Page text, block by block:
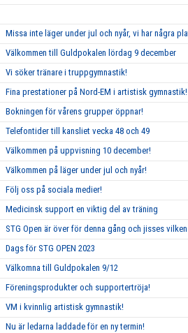
Missa inte läger under jul och nyår, vi har några
Välkommen till Guldpokalen lördag 9 december
Vi söker tränare i truppgymnastik!
Fina prestationer på Nord-EM i artistisk gymnastik!
Bokningen för vårens grupper öppnar!
Telefontider till kansliet vecka 48 och 49
Välkommen på uppvisning 10 december!
Välkommen på läger under jul och nyår!
Följ oss på sociala medier!
Medicinsk support en viktig del av träning
STG Open är över för denna gång och jisses
Dags för STG OPEN 2023
Välkomna till Guldpokalen 9/12
Föreningsprodukter och supportertröja!
VM i kvinnlig artistisk gymnastik!
Nu är ledarna laddade för en ny termin!